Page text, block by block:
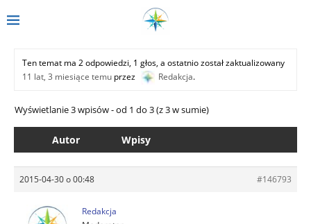
Ten temat ma 2 odpowiedzi, 1 głos, a ostatnio został zaktualizowany
11 lat, 3 miesiące temu przez Redakcja.
Wyświetlanie 3 wpisów - od 1 do 3 (z 3 w sumie)
Autor Wpisy
2015-04-30 o 00:48 #146793
Redakcja